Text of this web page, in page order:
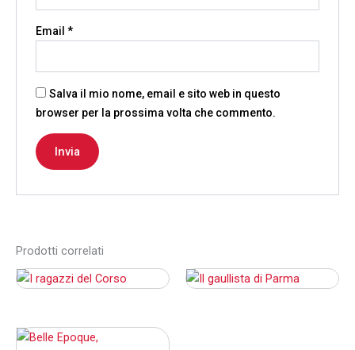
Email*
Salva il mio nome, email e sito web in questo
browser per la prossima volta che commento.
Prodotti correlati